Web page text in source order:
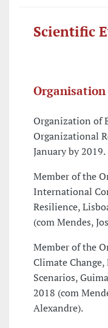
Scientific
Organization of
Organizational
January by 2019.
Member of the
International
Resilience,
(com Mendes,
Member of the
Climate
Scenarios,
2018 (com
Alexandre).